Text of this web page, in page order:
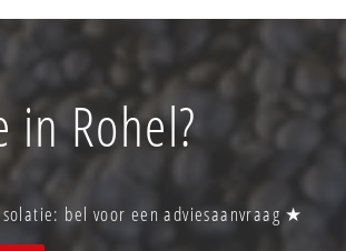
Rohel?
bel voor een adviesaanvraag ★